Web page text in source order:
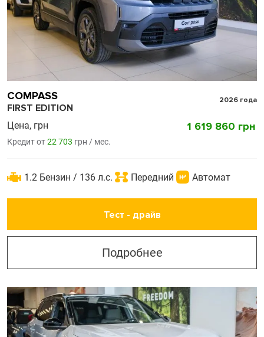
COMPASS
FIRST EDITION
2026 года
Цена, грн
Кредит от22 703 грн / мес.
1 619 860 грн
1.2 Бензин / 136 л.с. Передний Автомат
Тест - драйв
Подробнее